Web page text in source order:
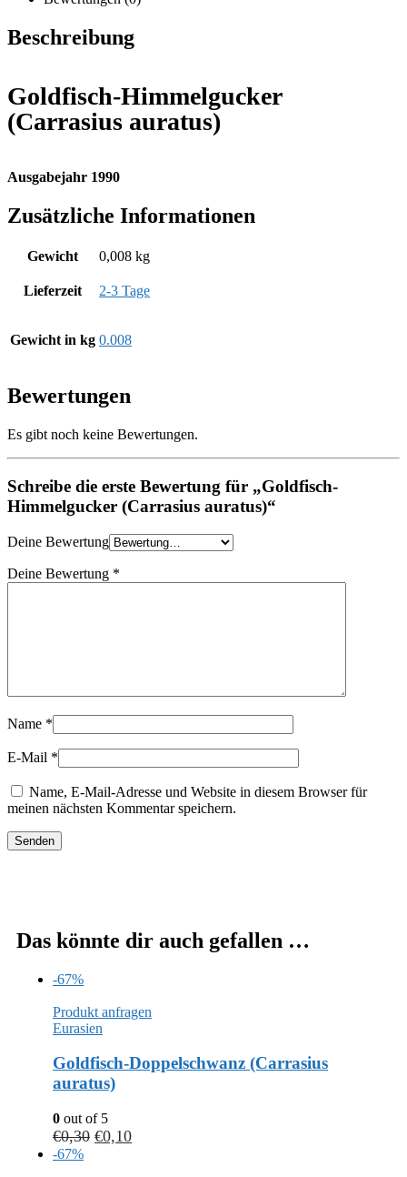
Beschreibung
Goldfisch-Himmelgucker
(Carrasius auratus)
Ausgabejahr 1990
Zusätzliche Informationen
Gewicht 0,008 kg
Lieferzeit 2-3 Tage
Gewicht in kg 0.008
Bewertungen
Es gibt noch keine Bewertungen.
Schreibe die erste Bewertung für „Goldfisch-
Himmelgucker (Carrasius auratus)“
Deine Bewertung
Deine Bewertung *
Name *
E-Mail *
Name, E-Mail-Adresse und Website in diesem Browser für
meinen nächsten Kommentar speichern.
Das könnte dir auch gefallen …
-67%
Produkt anfragen
Eurasien
Goldfisch-Doppelschwanz (Carrasius
auratus)
0 out of 5
€0,30 €0,10
-67%